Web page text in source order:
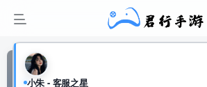
小朱 - 客服之星